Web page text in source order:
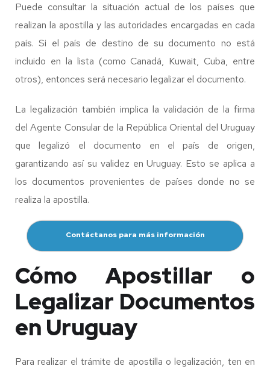
Puede consultar la situación actual de los países que
realizan la apostilla y las autoridades encargadas en cada
país. Si el país de destino de su documento no está
incluido en la lista (como Canadá, Kuwait, Cuba, entre
otros), entonces será necesario legalizar el documento.
La legalización también implica la validación de la firma
del Agente Consular de la República Oriental del Uruguay
que legalizó el documento en el país de origen,
garantizando así su validez en Uruguay. Esto se aplica a
los documentos provenientes de países donde no se
realiza la apostilla.
Contáctanos para más información
Cómo Apostillar o
Legalizar Documentos
en Uruguay
Para realizar el trámite de apostilla o legalización, ten en